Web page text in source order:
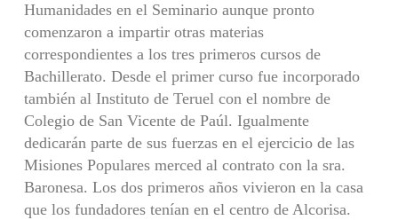
Humanidades en el Seminario aunque pronto
comenzaron a impartir otras materias
correspondientes a los tres primeros cursos de
Bachillerato. Desde el primer curso fue incorporado
también al Instituto de Teruel con el nombre de
Colegio de San Vicente de Paúl. Igualmente
dedicarán parte de sus fuerzas en el ejercicio de las
Misiones Populares merced al contrato con la sra.
Baronesa. Los dos primeros años vivieron en la casa
que los fundadores tenían en el centro de Alcorisa.